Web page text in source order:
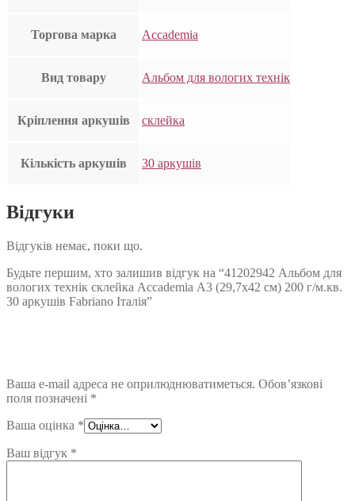
Торгова марка Accademia
Вид товару Альбом для вологих технік
Кріплення аркушів склейка
Кількість аркушів 30 аркушів
Відгуки
Відгуків немає, поки що.
Будьте першим, хто залишив відгук на “41202942 Альбом для
вологих технік склейка Accademia А3 (29,7х42 см) 200 г/м.кв.
30 аркушів Fabriano Італія”
Ваша e-mail адреса не оприлюднюватиметься. Обов’язкові
поля позначені *
Ваша оцінка *
Ваш відгук *